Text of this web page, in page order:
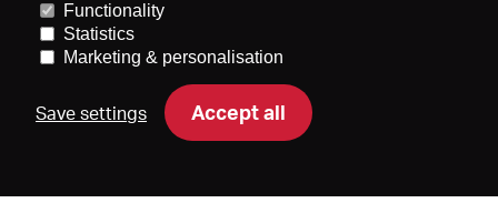
Données médiatiques
Conditions générales de vente
Contact
Aide Newsletter
Functionality
Statistics
Marketing & personalisation
Save settings Accept all